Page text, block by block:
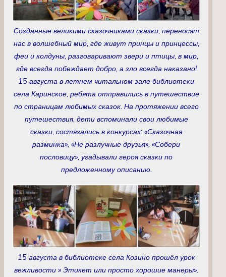
Созданные великими сказочниками сказки, переносят
нас в волшебный мир, где живут принцы и принцессы,
феи и колдуны, разговаривают звери и птицы, в мир,
где всегда побеждает добро, а зло всегда наказано!
15 августа в летнем читальном зале библиотеки
села Каринское, ребята отправились в путешествие
по страницам любимых сказок. На протяжении всего
путешествия, дети вспоминали свои любимые
сказки, состязались в конкурсах: «Сказочная
разминка», «Не разлучные друзья», «Собери
пословицу», угадывали героя сказки по
предложенному описанию.
15 августа в библиотеке села Козино прошёл урок
вежливости » Этикет или просто хорошие манеры».